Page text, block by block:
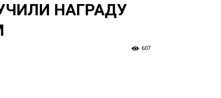
НАГРАДУ
607